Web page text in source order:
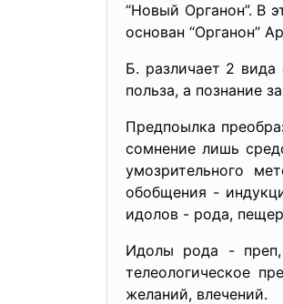
“Новый Органон”. В
основан “Органон”
Б. различает 2
польза, а познание
Предпоылка
сомнение лишь
умозрительного
обобщения -
идолов - рода,
Идолы рода - преп,
телеологическое
желаний, влечений.